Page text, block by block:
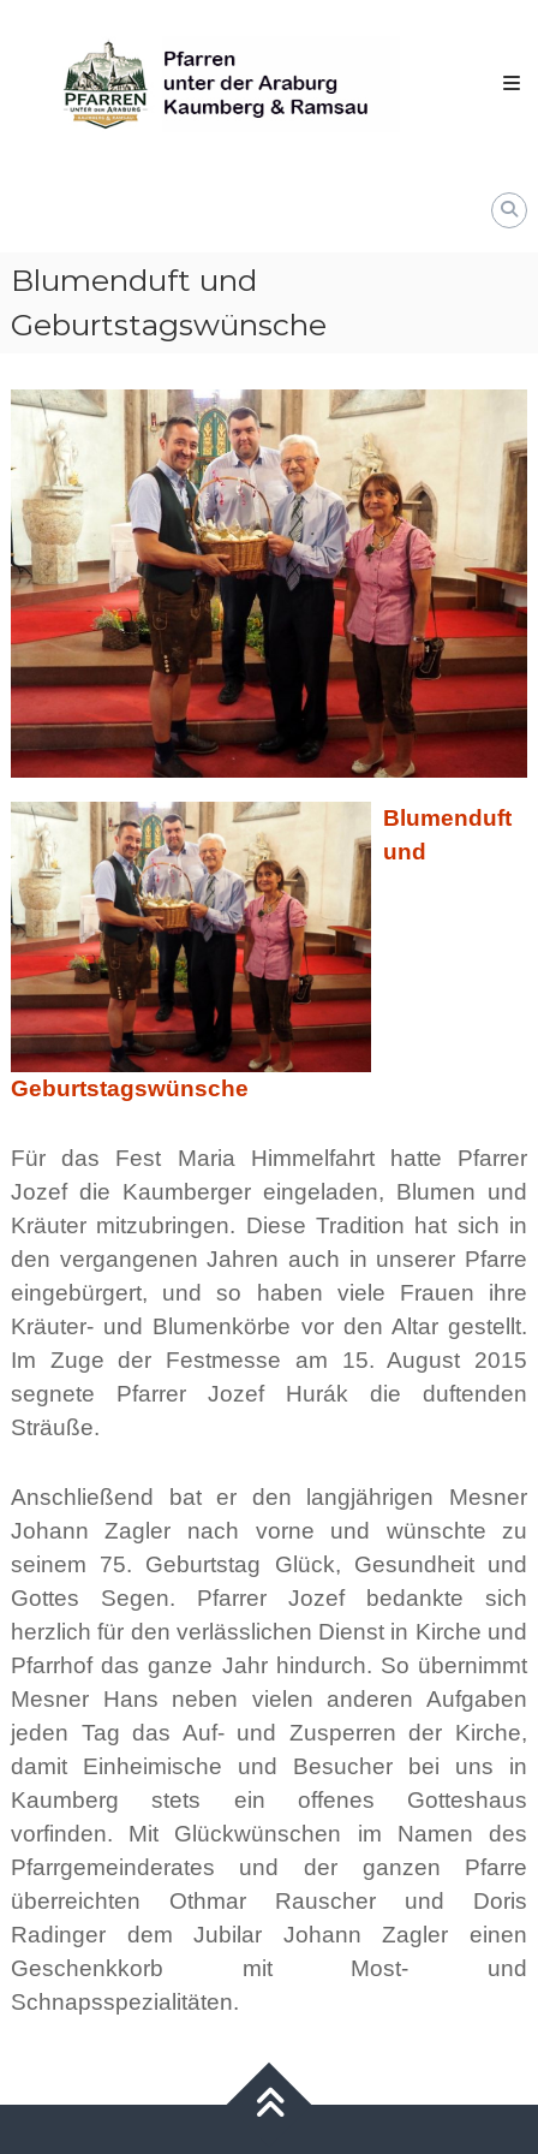
content
unter
derAraburg
Kaumberg
Blumenduft und
Geburtstagswünsche
Blumenduft
und
Geburtstagswünsche
Für das Fest Maria Himmelfahrt hatte Pfarrer
Jozef die Kaumberger eingeladen, Blumen und
Kräuter mitzubringen. Diese Tradition hat sich in
den vergangenen Jahren auch in unserer Pfarre
eingebürgert, und so haben viele Frauen ihre
Kräuter- und Blumenkörbe vor den Altar gestellt.
Im Zuge der Festmesse am 15. August 2015
segnete Pfarrer Jozef Hurák die duftenden
Sträuße.
Anschließend bat er den langjährigen Mesner
Johann Zagler nach vorne und wünschte zu
seinem 75. Geburtstag Glück, Gesundheit und
Gottes Segen. Pfarrer Jozef bedankte sich
herzlich für den verlässlichen Dienst in Kirche und
Pfarrhof das ganze Jahr hindurch. So übernimmt
Mesner Hans neben vielen anderen Aufgaben
jeden Tag das Auf- und Zusperren der Kirche,
damit Einheimische und Besucher bei uns in
Kaumberg stets ein offenes Gotteshaus
vorfinden. Mit Glückwünschen im Namen des
Pfarrgemeinderates und der ganzen Pfarre
überreichten Othmar Rauscher und Doris
Radinger dem Jubilar Johann Zagler einen
Geschenkkorb mit Most- und
Schnapsspezialitäten.